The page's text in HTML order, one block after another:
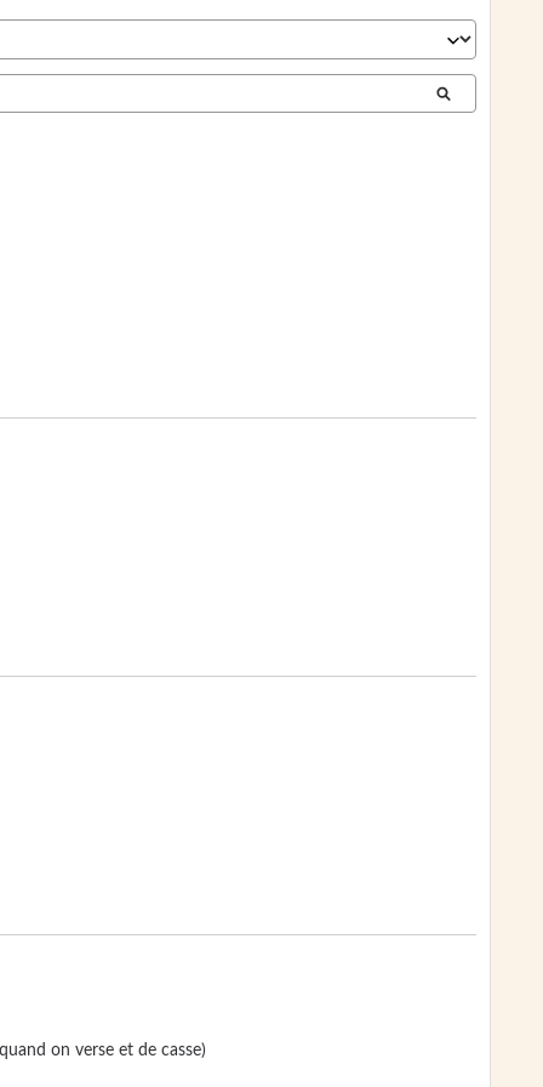
on verse et de casse)